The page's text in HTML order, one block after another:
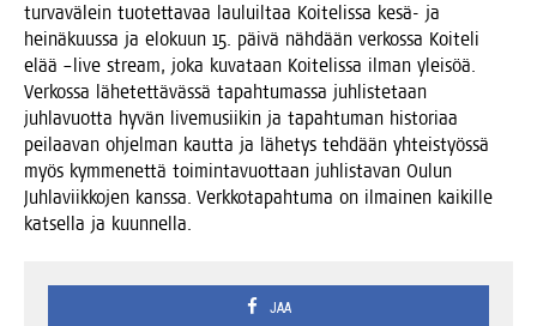
tur­va­vä­lein tuo­tet­ta­vaa lau­luil­taa Koi­te­lis­sa kesä- ja
hei­nä­kuus­sa ja elo­kuun 15. päi­vä näh­dään ver­kos­sa Koi­te­li
elää –live stream, joka kuva­taan Koi­te­lis­sa ilman ylei­söä.
Ver­kos­sa lähe­tet­tä­väs­sä tapah­tu­mas­sa juh­lis­te­taan
juh­la­vuot­ta hyvän live­musii­kin ja tapah­tu­man his­to­ri­aa
pei­laa­van ohjel­man kaut­ta ja lähe­tys teh­dään yhteis­työs­sä
myös kym­me­net­tä toi­min­ta­vuot­taan juh­lis­ta­van Oulun
Juh­la­viik­ko­jen kans­sa. Verk­ko­ta­pah­tu­ma on ilmai­nen kai­kil­le
kat­sel­la ja kuunnella.
JAA